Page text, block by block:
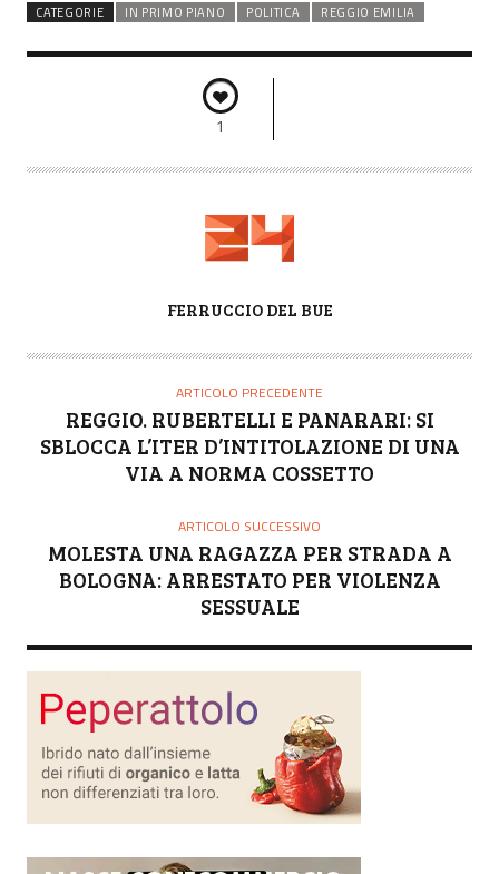
CATEGORIE IN PRIMO PIANO POLITICA REGGIO EMILIA
1
T
FERRUCCIO DEL BUE
ARTICOLO PRECEDENTE
REGGIO. RUBERTELLI E PANARARI: SI
SBLOCCA L’ITER D’INTITOLAZIONE DI UNA
VIA A NORMA COSSETTO
ARTICOLO SUCCESSIVO
MOLESTA UNA RAGAZZA PER STRADA A
BOLOGNA: ARRESTATO PER VIOLENZA
SESSUALE